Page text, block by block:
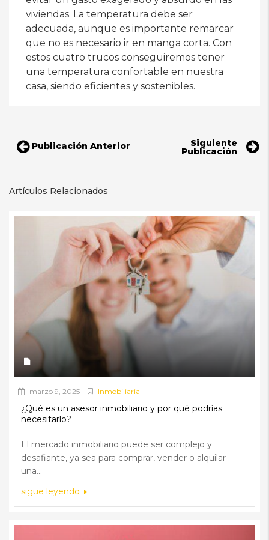
viviendas. La temperatura debe ser
adecuada, aunque es importante remarcar
que no es necesario ir en manga corta. Con
estos cuatro trucos conseguiremos tener
una temperatura confortable en nuestra
casa, siendo eficientes y sostenibles.
Publicación Anterior Siguiente
Publicación
Artículos Relacionados
marzo 9, 2025 Inmobiliaria
¿Qué es un asesor inmobiliario y por qué podrías
necesitarlo?
El mercado inmobiliario puede ser complejo y
desafiante, ya sea para comprar, vender o alquilar
una...
sigue leyendo